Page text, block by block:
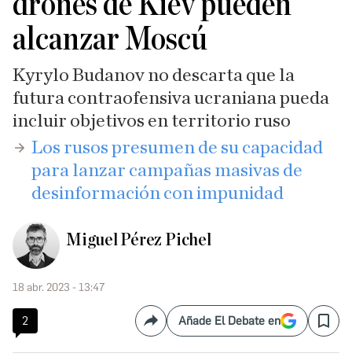
alcanzar Moscú
Kyrylo Budanov no descarta que la
futura contraofensiva ucraniana pueda
incluir objetivos en territorio ruso
​Los rusos presumen de su capacidad
para lanzar campañas masivas de
desinformación con impunidad
Miguel Pérez Pichel
18 abr. 2023 - 13:47
2 CompartirAñade El Debate en Save